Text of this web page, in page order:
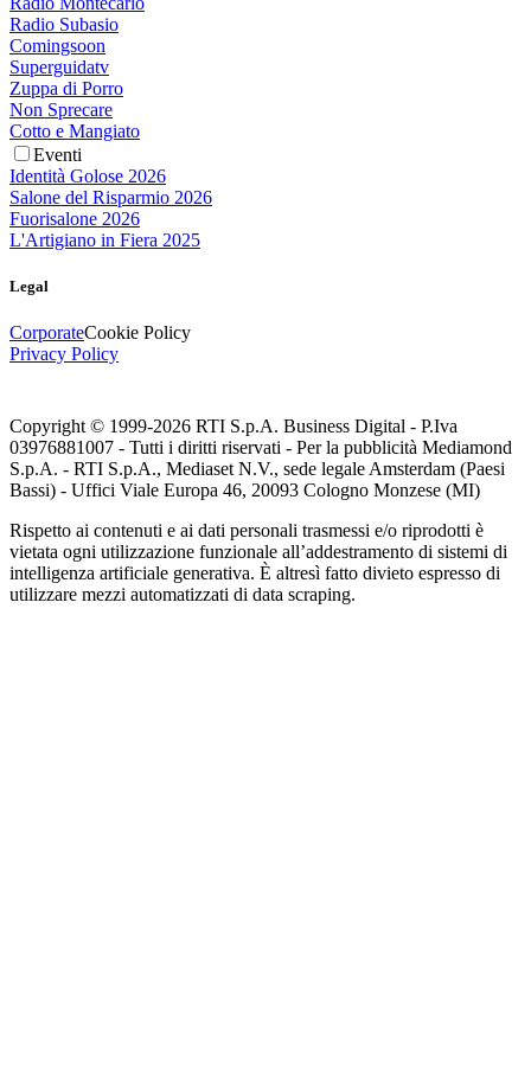
Radio Subasio
Comingsoon
Superguidatv
Zuppa di Porro
Non Sprecare
Cotto e Mangiato
Eventi
Identità Golose 2026
Salone del Risparmio 2026
Fuorisalone 2026
L'Artigiano in Fiera 2025
Legal
CorporateCookie Policy
Privacy Policy
Copyright © 1999-2026 RTI S.p.A. Business Digital - P.Iva
03976881007 - Tutti i diritti riservati - Per la pubblicità Mediamond
S.p.A. - RTI S.p.A., Mediaset N.V., sede legale Amsterdam (Paesi
Bassi) - Uffici Viale Europa 46, 20093 Cologno Monzese (MI)
Rispetto ai contenuti e ai dati personali trasmessi e/o riprodotti è
vietata ogni utilizzazione funzionale all’addestramento di sistemi di
intelligenza artificiale generativa. È altresì fatto divieto espresso di
utilizzare mezzi automatizzati di data scraping.